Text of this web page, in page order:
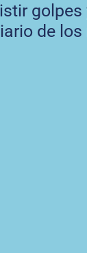
golpes
de los